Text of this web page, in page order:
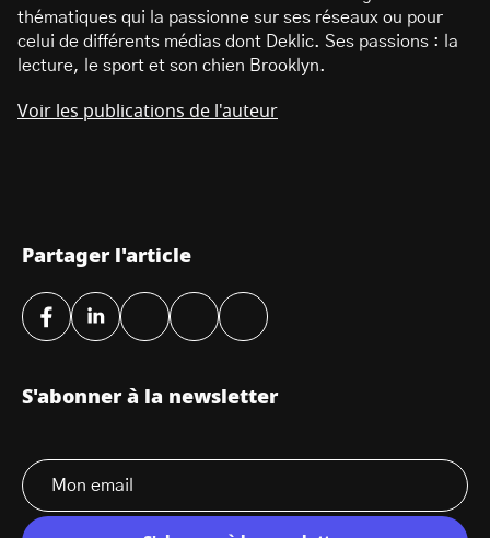
thématiques qui la passionne sur ses réseaux ou pour
celui de différents médias dont Deklic. Ses passions : la
lecture, le sport et son chien Brooklyn.
Voir les publications de l'auteur
Partager l'article
S'abonner à la newsletter